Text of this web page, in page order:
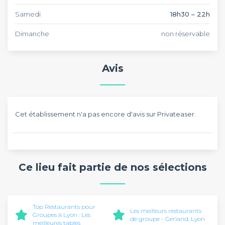
Samedi 18h30 – 22h
Dimanche non réservable
Avis
Cet établissement n'a pas encore d'avis sur Privateaser.
Ce lieu fait partie de nos sélections
Top Restaurants pour
Groupes à Lyon : Les
meilleures tables
Les meilleurs restaurants
de groupe - Gerland, Lyon